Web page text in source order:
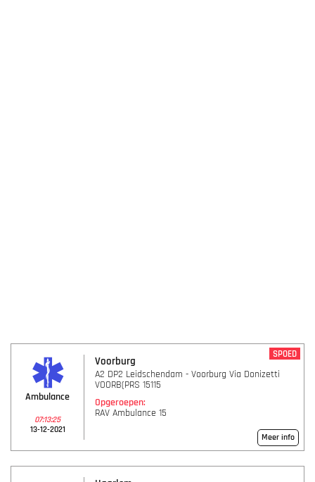
Ambulance
07:13:25
13-12-2021
Voorburg
SPOED
A2 DP2 Leidschendam - Voorburg Via Donizetti
VOORB(PRS 15115
Opgeroepen:
RAV Ambulance 15
Meer info